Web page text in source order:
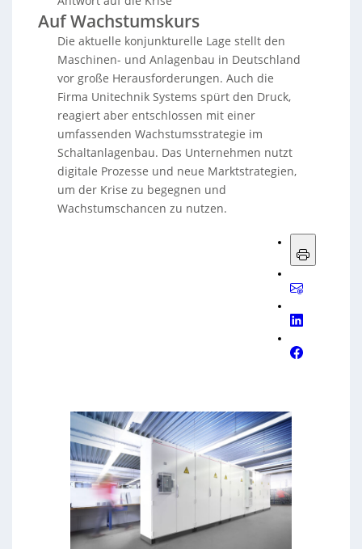
Auf Wachstumskurs
Die aktuelle konjunkturelle Lage stellt den
Maschinen- und Anlagenbau in Deutschland
vor große Herausforderungen. Auch die
Firma Unitechnik Systems spürt den Druck,
reagiert aber entschlossen mit einer
umfassenden Wachstumsstrategie im
Schaltanlagenbau. Das Unternehmen nutzt
digitale Prozesse und neue Marktstrategien,
um der Krise zu begegnen und
Wachstumschancen zu nutzen.